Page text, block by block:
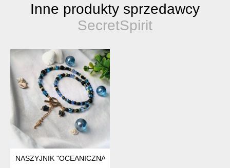
Inne produkty sprzedawcy
SecretSpirit
NASZYJNIK "OCEANICZNA GŁĘBIA"